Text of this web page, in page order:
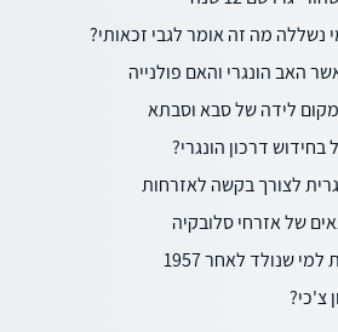
נשללה מה זה אומר לגבי זכאותי?
האב הונגרי והאם פולנייה
מקום לידה של סבא וסבתא
דרכון הונגרי?
לצורך בקשה לאזרחות
של אזרחי סלובקיה
שנולד לאחר 1957
צ'כי?